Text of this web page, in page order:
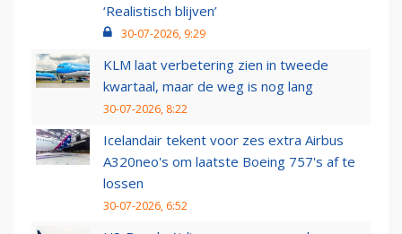
‘Realistisch blijven’
30-07-2026, 9:29
KLM laat verbetering zien in tweede
kwartaal, maar de weg is nog lang
30-07-2026, 8:22
Icelandair tekent voor zes extra Airbus
A320neo's om laatste Boeing 757's af te
lossen
30-07-2026, 6:52